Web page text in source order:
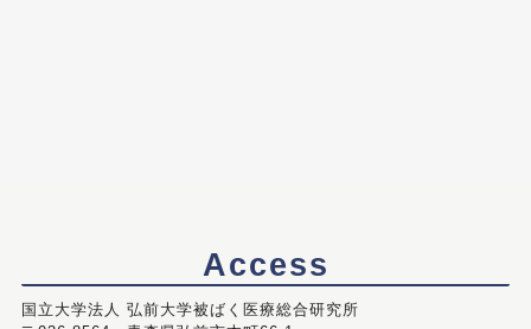
Access
国立大学法人 弘前大学被ばく医療総合研究所